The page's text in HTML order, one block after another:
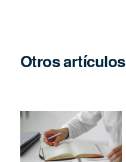
Otros artículos